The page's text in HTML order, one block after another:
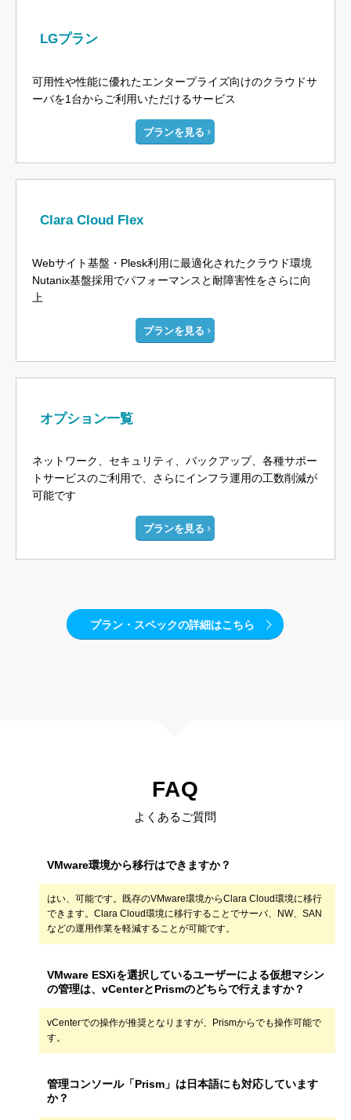
LGプラン
可用性や性能に優れたエンタープライズ向けのクラウドサ
ーバを1台からご利用いただけるサービス
プランを見る
Clara Cloud Flex
Webサイト基盤・Plesk利用に最適化されたクラウド環境
Nutanix基盤採用でパフォーマンスと耐障害性をさらに向
上
プランを見る
オプション一覧
ネットワーク、セキュリティ、バックアップ、各種サポー
トサービスのご利用で、さらにインフラ運用の工数削減が
可能です
プランを見る
プラン・スペックの詳細はこちら
FAQ
よくあるご質問
VMware環境から移行はできますか？
はい、可能です。既存のVMware環境からClara Cloud環境に移行
できます。Clara Cloud環境に移行することでサーバ、NW、SAN
などの運用作業を軽減することが可能です。
VMware ESXiを選択しているユーザーによる仮想マシン
の管理は、vCenterとPrismのどちらで行えますか？
vCenterでの操作が推奨となりますが、Prismからでも操作可能で
す。
管理コンソール「Prism」は日本語にも対応しています
か？